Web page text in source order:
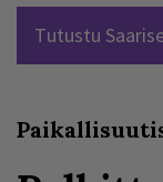
Tutustu